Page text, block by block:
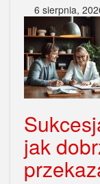
6 sierpnia,
jak